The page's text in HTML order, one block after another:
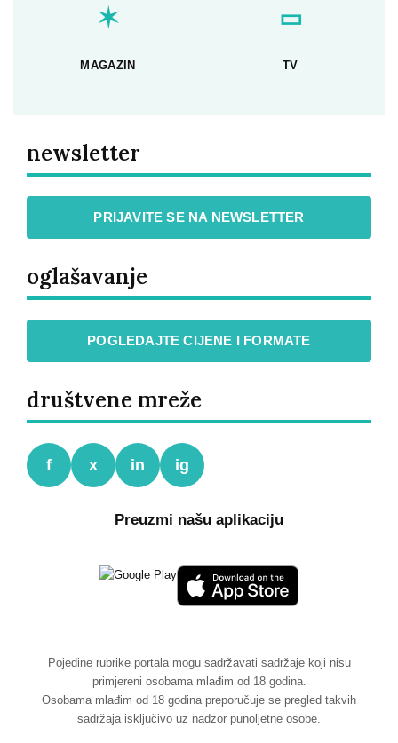
✶
MAGAZIN
▭
TV
newsletter
PRIJAVITE SE NA NEWSLETTER
oglašavanje
POGLEDAJTE CIJENE I FORMATE
društvene mreže
f x in ig
Preuzmi našu aplikaciju
Pojedine rubrike portala mogu sadržavati sadržaje koji nisu
primjereni osobama mlađim od 18 godina.
Osobama mlađim od 18 godina preporučuje se pregled takvih
sadržaja isključivo uz nadzor punoljetne osobe.